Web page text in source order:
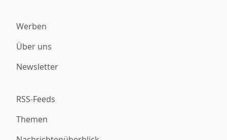
Werben
Über uns
Newsletter
RSS-Feeds
Themen